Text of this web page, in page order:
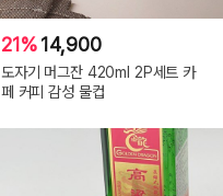
21%14,900
도자기 머그잔 420ml 2P세트 카
페 커피 감성 물컵